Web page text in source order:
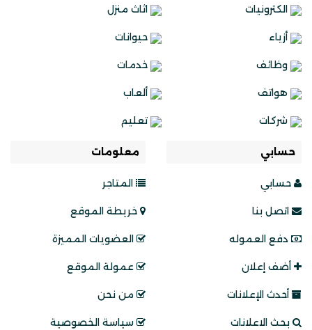
الكترونيات اثاث منزل
أزياء حيوانات
وظائف خدمات
هواتف ألعاب
شركات تعليم
حسابي
حسابي
اتصل بنا
دفع العموله
أضف إعلان
أحدث الإعلانات
بحث الاعلانات
معلومات
المتاجر
خريطة الموقع
العضويات المميزة
عمولة الموقع
من نحن
سياسة الخصوصية